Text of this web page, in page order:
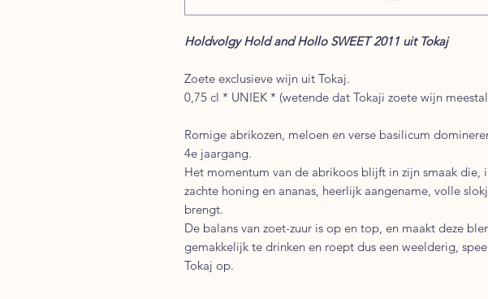
Holdvolgy Hold and Hollo SWEET 2011 uit Tokaj
Zoete exclusieve wijn uit Tokaj.
0,75 cl * UNIEK * (wetende dat Tokaji zoete wijn
Romige abrikozen, meloen en verse basilicum
4e jaargang.
Het momentum van de abrikoos blijft in zijn smaak die,
zachte honing en ananas, heerlijk aangename, volle
brengt.
De balans van zoet-zuur is op en top, en maakt deze
gemakkelijk te drinken en roept dus een weelderig,
Tokaj op.